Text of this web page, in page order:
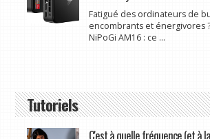
Fatigué des ordinateurs de
encombrants et énergivores
NiPoGi AM16 : ce ...
Tutoriels
C'est à quelle fréquence (et à la